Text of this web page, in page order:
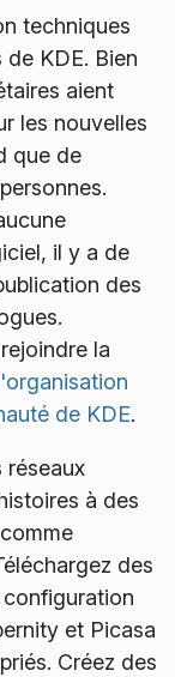
techniques
KDE. Bien
aient
les nouvelles
que de
il y a de
des
la
de KDE.
réseaux
à des
des
et Picasa
Créez des